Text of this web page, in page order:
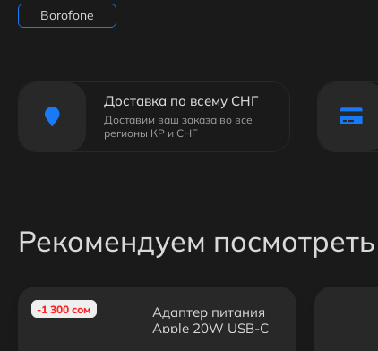
Borofone
Доставка по всему СНГ
Доставим ваш заказа во все
регионы КР и СНГ
Рекомендуем посмотреть
-1 300 сом
Адаптер питания
Apple 20W USB-C